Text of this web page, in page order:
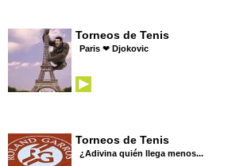
Torneos de Tenis
Paris ❤ Djokovic
Torneos de Tenis
¿Adivina quién llega menos...